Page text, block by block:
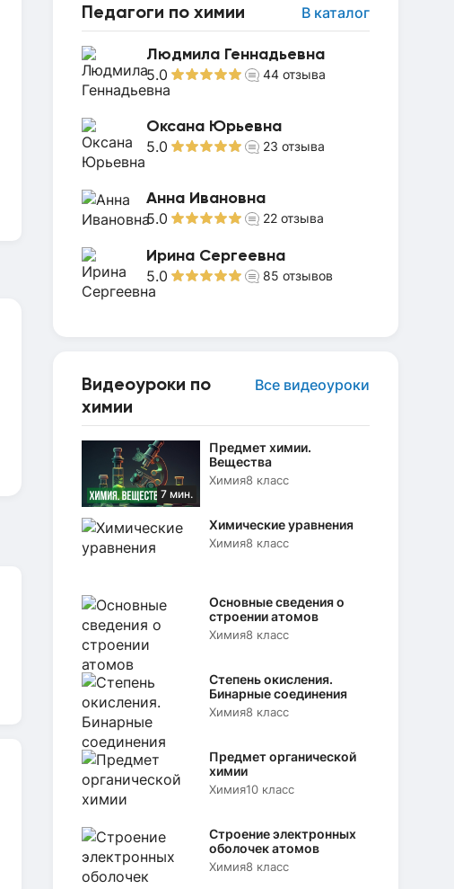
Педагоги по химии В каталог
Людмила Геннадьевна
5.0 44 отзыва
Оксана Юрьевна
5.0 23 отзыва
Анна Ивановна
5.0 22 отзыва
Ирина Сергеевна
5.0 85 отзывов
Видеоуроки по
химии
Все видеоуроки
7 мин.
Предмет химии.
Вещества
Химия8 класс
Химические уравнения
Химия8 класс
Основные сведения о
строении атомов
Химия8 класс
Степень окисления.
Бинарные соединения
Химия8 класс
Предмет органической
химии
Химия10 класс
Строение электронных
оболочек атомов
Химия8 класс